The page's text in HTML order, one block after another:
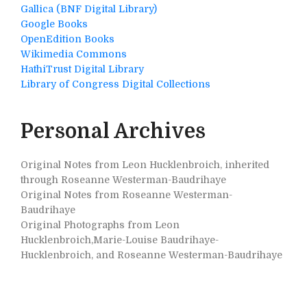
Gallica (BNF Digital Library)
Google Books
OpenEdition Books
Wikimedia Commons
HathiTrust Digital Library
Library of Congress Digital Collections
Personal Archives
Original Notes from Leon Hucklenbroich, inherited
through Roseanne Westerman-Baudrihaye
Original Notes from Roseanne Westerman-
Baudrihaye
Original Photographs from Leon
Hucklenbroich,Marie-Louise Baudrihaye-
Hucklenbroich, and Roseanne Westerman-Baudrihaye